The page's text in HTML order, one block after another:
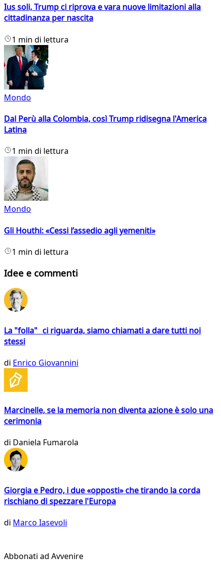
Ius soli, Trump ci riprova e vara nuove limitazioni alla
cittadinanza per nascita
1 min di lettura
Mondo
Dal Perù alla Colombia, così Trump ridisegna l'America
Latina
1 min di lettura
Mondo
Gli Houthi: «Cessi l’assedio agli yemeniti»
1 min di lettura
Idee e commenti
La "folla" ci riguarda, siamo chiamati a dare tutti noi
stessi
di Enrico Giovannini
Marcinelle, se la memoria non diventa azione è solo una
cerimonia
di Daniela Fumarola
Giorgia e Pedro, i due «opposti» che tirando la corda
rischiano di spezzare l'Europa
di Marco Iasevoli
Abbonati ad Avvenire